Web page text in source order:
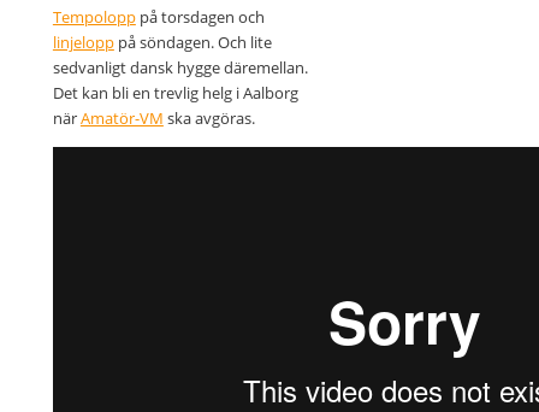
Tempolopppå torsdagen och
linjelopppå söndagen. Och lite
sedvanligt dansk hygge däremellan.
Det kan bli en trevlig helg i Aalborg
närAmatör-VM ska avgöras.